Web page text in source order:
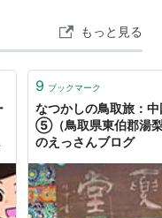
っていた車窓。そ
もっと見る
9 ブックマーク
なつかしの鳥取旅：
⑤（鳥取県東伯郡湯
のえっさんブログ